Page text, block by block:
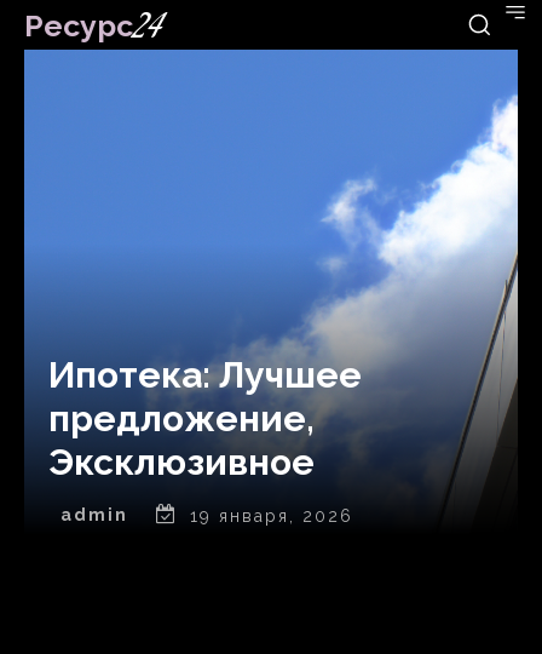
Ресурс24
Ипотека: Лучшее
предложение,
Эксклюзивное
admin 19 января, 2026